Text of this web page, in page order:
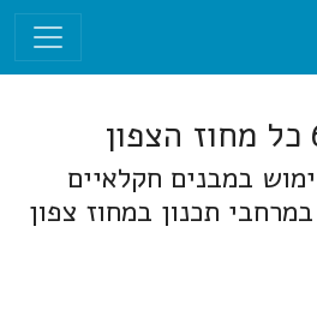
במבנים חקלאיים
תכנון במחוז צפון